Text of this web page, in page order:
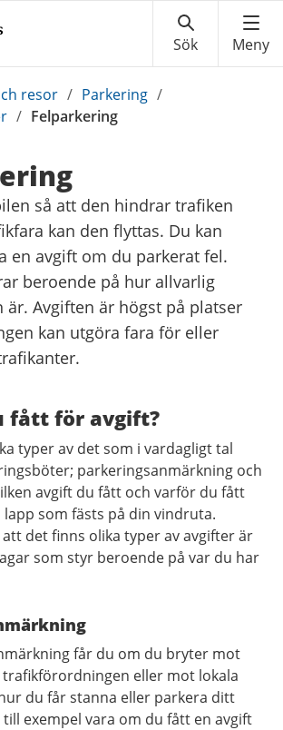
resor / Parkering /
/ Felparkering
så att den hindrar trafiken
kan den flyttas. Du kan
en avgift om du parkerat fel.
beroende på hur allvarlig
är. Avgiften är högst på platser
kan utgöra fara för eller
fått för avgift?
typer av det som i vardagligt tal
parkeringsanmärkning och
avgift du fått och varför du fått
som fästs på din vindruta.
det finns olika typer av avgifter är
som styr beroende på var du har
får du om du bryter mot
eller mot lokala
du får stanna eller parkera ditt
exempel vara om du fått en avgift